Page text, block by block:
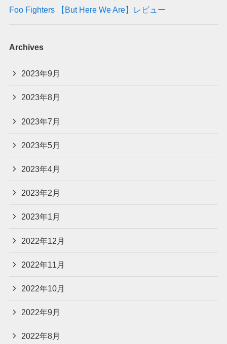
Foo Fighters 【But Here We Are】レビュー
Archives
2023年9月
2023年8月
2023年7月
2023年5月
2023年4月
2023年2月
2023年1月
2022年12月
2022年11月
2022年10月
2022年9月
2022年8月